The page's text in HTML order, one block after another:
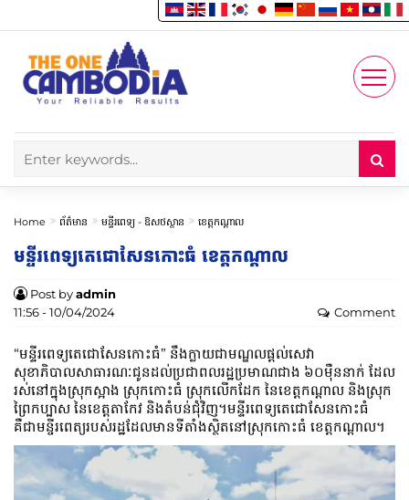
Account
Enjoy
Home ព័ត៌មាន មន្ទីរពេទ្យ -​ ឱសថស្ថាន ខេត្តកណ្តាល
មន្ទីរពេទ្យតេជោសែនកោះធំ ខេត្តកណ្ដាល
Post byadmin
11:56 - 10/04/2024
Comment
“មន្ទីរពេទ្យតេជោសែនកោះធំ” នឹងក្លាយជាមណ្ឌលផ្តល់សេវា
សុខាភិបាលសាធារណៈជូនដល់ប្រជាពលរដ្ឋប្រមាណជាង ៦០ម៉ឺននាក់ ដែល
រស់នៅក្នុងស្រុកស្អាង ស្រុកកោះធំ ស្រុកលើកដែក នៃខេត្តកណ្តាល និងស្រុក
ព្រៃកប្បាស នៃខេត្តតាកែវ និងតំបន់ជុំវិញ។មន្ទីរពេទ្យតេជោសែនកោះធំ​ ​
គឺជាមន្ចីរពេត្យរបស់រដ្ឋដែលមានទីតាំងស្ថិតនៅស្រុកកោះធំ ខេត្តកណ្ដាល។